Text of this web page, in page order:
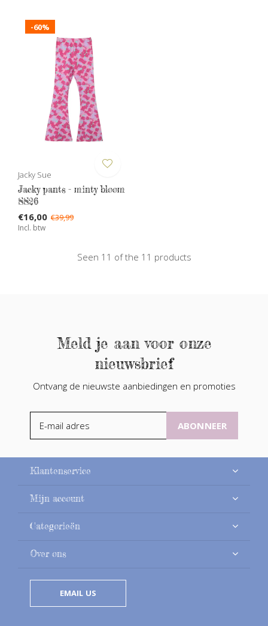
-60%
Jacky Sue
Jacky pants - minty bloom
SS26
€16,00 €39,99
Incl. btw
Seen 11 of the 11 products
Meld je aan voor onze
nieuwsbrief
Ontvang de nieuwste aanbiedingen en promoties
ABONNEER
Klantenservice
Mijn account
Categorieën
Over ons
EMAIL US